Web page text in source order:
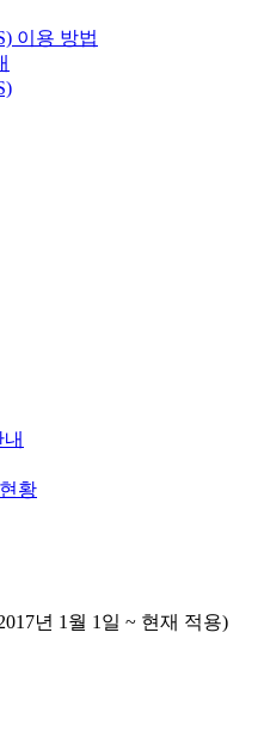
이용 방법
황
년 1월 1일 ~ 현재 적용)